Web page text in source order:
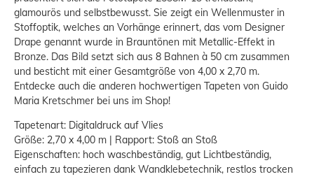
glamourös und selbstbewusst. Sie zeigt ein Wellenmuster in
Stoffoptik, welches an Vorhänge erinnert, das vom Designer
Drape genannt wurde in Brauntönen mit Metallic-Effekt in
Bronze. Das Bild setzt sich aus 8 Bahnen à 50 cm zusammen
und besticht mit einer Gesamtgröße von 4,00 x 2,70 m.
Entdecke auch die anderen hochwertigen Tapeten von Guido
Maria Kretschmer bei uns im Shop!
Tapetenart: Digitaldruck auf Vlies
Größe: 2,70 x 4,00 m | Rapport: Stoß an Stoß
Eigenschaften: hoch waschbeständig, gut Lichtbeständig,
einfach zu tapezieren dank Wandklebetechnik, restlos trocken